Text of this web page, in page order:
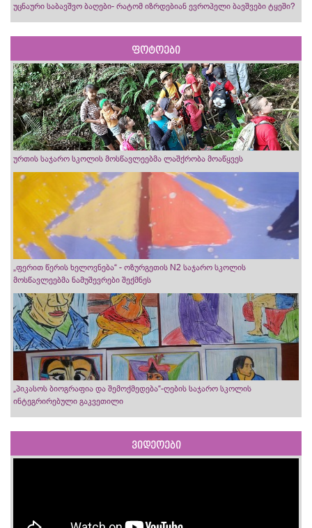
უცნაური საბავშვო ბაღები- რატომ იზრდებიან ევროპელი ბავშვები ტყეში?
ფოტოები
ურთის საჯარო სკოლის მოსწავლეებმა ლაშქრობა მოაწყვეს
„ფერით წერის ხელოვნება“ - ოზურგეთის N2 საჯარო სკოლის
მოსწავლეებმა ნამუშევრები შექმნეს
„პიკასოს ბიოგრაფია და შემოქმედება“-ღების საჯარო სკოლის
ინტეგრირებული გაკვეთილი
ვიდეოები